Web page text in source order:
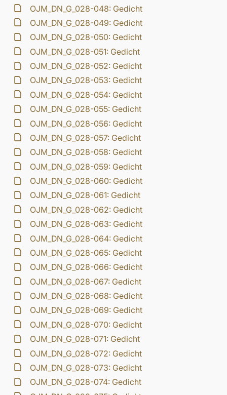
OJM_DN_G_028-048: Gedicht
OJM_DN_G_028-049: Gedicht
OJM_DN_G_028-050: Gedicht
OJM_DN_G_028-051: Gedicht
OJM_DN_G_028-052: Gedicht
OJM_DN_G_028-053: Gedicht
OJM_DN_G_028-054: Gedicht
OJM_DN_G_028-055: Gedicht
OJM_DN_G_028-056: Gedicht
OJM_DN_G_028-057: Gedicht
OJM_DN_G_028-058: Gedicht
OJM_DN_G_028-059: Gedicht
OJM_DN_G_028-060: Gedicht
OJM_DN_G_028-061: Gedicht
OJM_DN_G_028-062: Gedicht
OJM_DN_G_028-063: Gedicht
OJM_DN_G_028-064: Gedicht
OJM_DN_G_028-065: Gedicht
OJM_DN_G_028-066: Gedicht
OJM_DN_G_028-067: Gedicht
OJM_DN_G_028-068: Gedicht
OJM_DN_G_028-069: Gedicht
OJM_DN_G_028-070: Gedicht
OJM_DN_G_028-071: Gedicht
OJM_DN_G_028-072: Gedicht
OJM_DN_G_028-073: Gedicht
OJM_DN_G_028-074: Gedicht